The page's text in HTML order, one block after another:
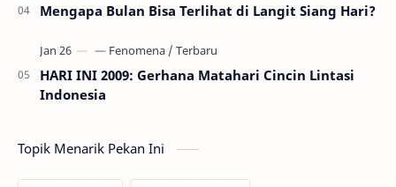
Mengapa Bulan Bisa Terlihat di Langit Siang Hari?
HARI INI 2009: Gerhana Matahari Cincin Lintasi
Indonesia
Topik Menarik Pekan Ini